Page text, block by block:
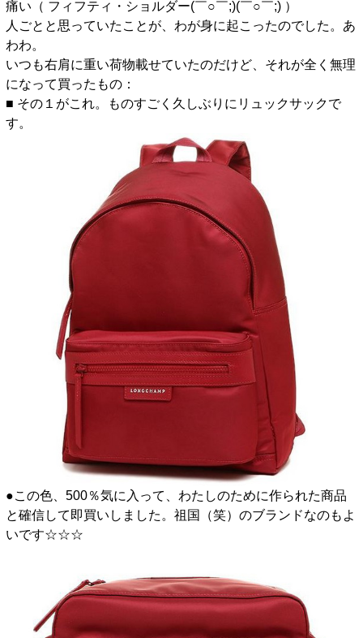
痛い（ フィフティ・ショルダー(￣○￣;)(￣○￣;) ）
人ごとと思っていたことが、わが身に起こったのでした。あ
わわ。
いつも右肩に重い荷物載せていたのだけど、それが全く無理
になって買ったもの：
■ その１がこれ。ものすごく久しぶりにリュックサックで
す。
●この色、500％気に入って、わたしのために作られた商品
と確信して即買いしました。祖国（笑）のブランドなのもよ
いです☆☆☆